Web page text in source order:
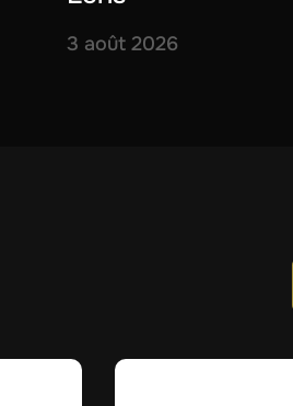
3 août 2026